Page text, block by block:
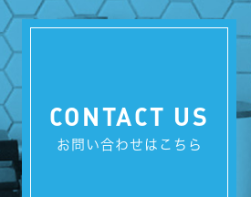
CONTACT US
お問い合わせはこちら